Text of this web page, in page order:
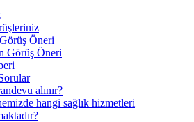
Öneri
Görüş Öneri
alınır?
hangi sağlık hizmetleri